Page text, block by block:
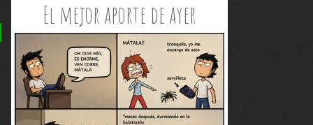
El mejor aporte de ayer